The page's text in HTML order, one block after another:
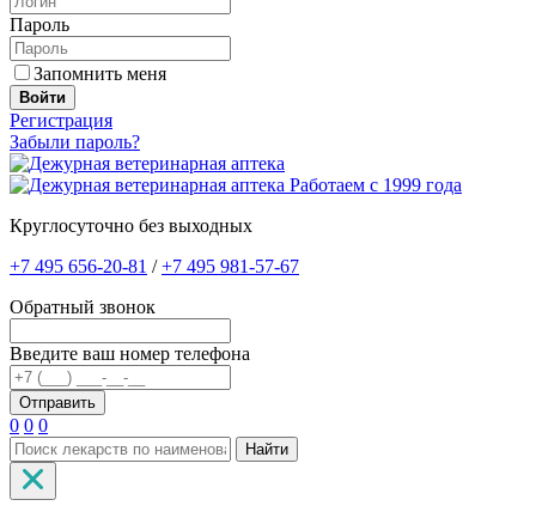
Пароль
Запомнить меня
Войти
Регистрация
Забыли пароль?
Работаем с 1999 года
Круглосуточно без выходных
+7 495 656-20-81 /+7 495 981-57-67
Обратный звонок
Введите ваш номер телефона
0 0 0
Найти